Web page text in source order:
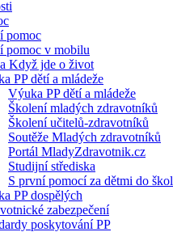
pomoc
pomoc v mobilu
Když jde o život
PP dětí a mládeže
Výuka PP dětí a mládeže
Školení mladých zdravotníků
Školení učitelů-zdravotníků
Soutěže Mladých zdravotníků
Portál MladyZdravotnik.cz
Studijní střediska
S první pomocí za dětmi do škol
PP dospělých
zabezpečení
poskytování PP